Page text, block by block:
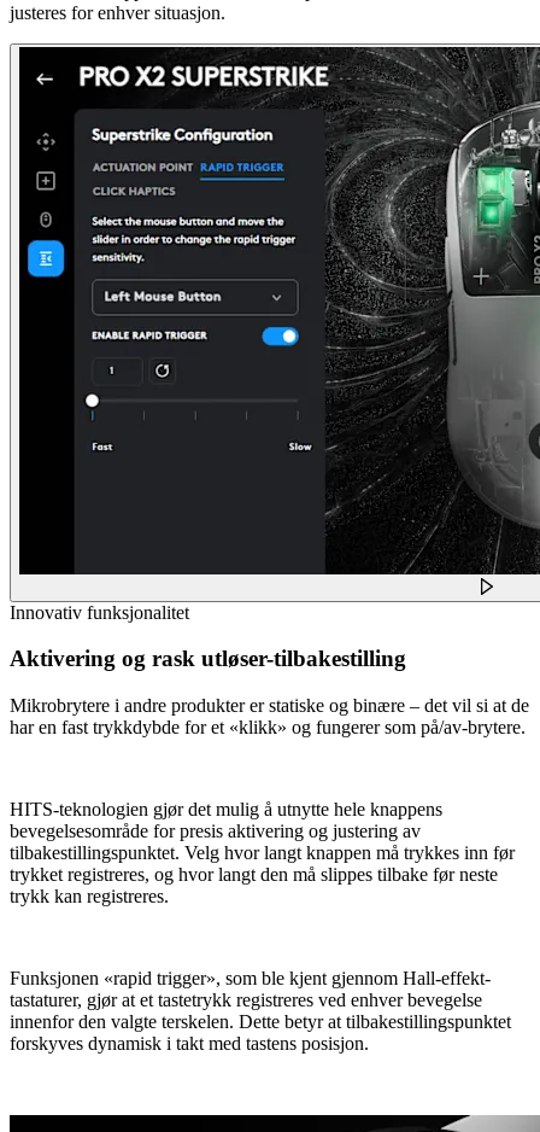
justeres for enhver situasjon.
Innovativ funksjonalitet
Aktivering og rask utløser-tilbakestilling
Mikrobrytere i andre produkter er statiske og binære – det vil si at de
har en fast trykkdybde for et «klikk» og fungerer som på/av-brytere.
HITS-teknologien gjør det mulig å utnytte hele knappens
bevegelsesområde for presis aktivering og justering av
tilbakestillingspunktet. Velg hvor langt knappen må trykkes inn før
trykket registreres, og hvor langt den må slippes tilbake før neste
trykk kan registreres.
Funksjonen «rapid trigger», som ble kjent gjennom Hall-effekt-
tastaturer, gjør at et tastetrykk registreres ved enhver bevegelse
innenfor den valgte terskelen. Dette betyr at tilbakestillingspunktet
forskyves dynamisk i takt med tastens posisjon.